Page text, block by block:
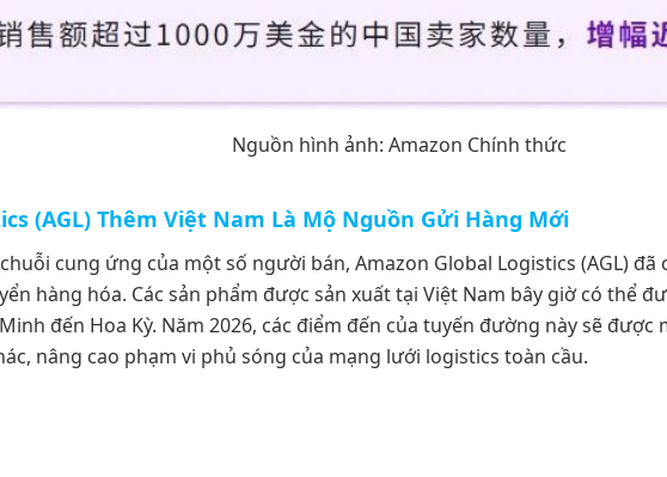
Nguồn hình ảnh: Amazon Chính thức
(AGL) Thêm Việt Nam Là Mộ Nguồn Gửi Hàng Mới
cung ứng của một số người bán, Amazon Global Logistics (AGL) đã
hàng hóa. Các sản phẩm được sản xuất tại Việt Nam bây giờ có thể
đến Hoa Kỳ. Năm 2026, các điểm đến của tuyến đường này sẽ
nâng cao phạm vi phủ sóng của mạng lưới logistics toàn cầu.